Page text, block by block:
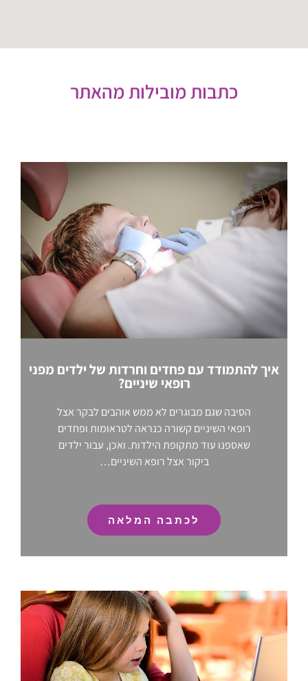
כתבות מובילות מהאתר
איך להתמודד עם פחדים וחרדות של ילדים מפני
רופאי שיניים?
הסיבה שגם מבוגרים לא ממש אוהבים לבקר אצל
רופאי השיניים קשורה כנראה לטראומות ופחדים
שאספנו עוד מתקופת הילדות. ואכן, עבור ילדים
ביקור אצל רופא השיניים…
לכתבה המלאה